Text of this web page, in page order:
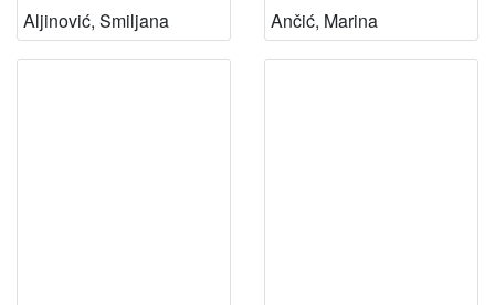
Aljinović, Smiljana Ančić, Marina